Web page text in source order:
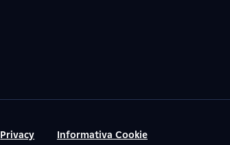
Privacy Informativa Cookie